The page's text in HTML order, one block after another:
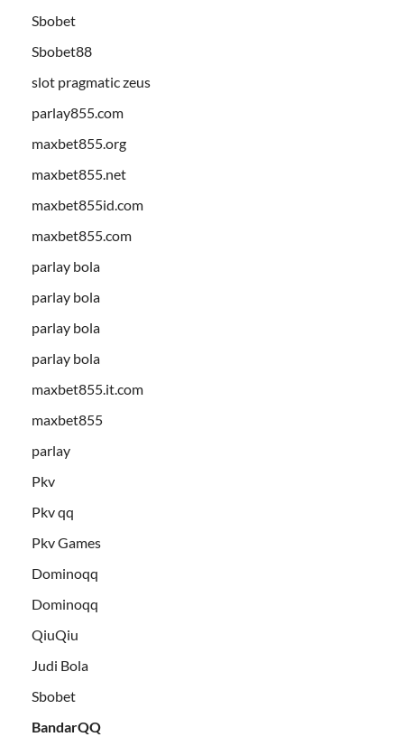
Sbobet
Sbobet88
slot pragmatic zeus
parlay855.com
maxbet855.org
maxbet855.net
maxbet855id.com
maxbet855.com
parlay bola
parlay bola
parlay bola
parlay bola
maxbet855.it.com
maxbet855
parlay
Pkv
Pkv qq
Pkv Games
Dominoqq
Dominoqq
QiuQiu
Judi Bola
Sbobet
BandarQQ